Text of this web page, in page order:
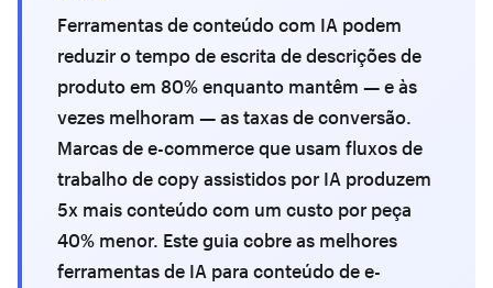
Ferramentas de conteúdo com IA podem
reduzir o tempo de escrita de descrições de
produto em 80% enquanto mantêm — e às
vezes melhoram — as taxas de conversão.
Marcas de e-commerce que usam fluxos de
trabalho de copy assistidos por IA produzem
5x mais conteúdo com um custo por peça
40% menor. Este guia cobre as melhores
ferramentas de IA para conteúdo de e-